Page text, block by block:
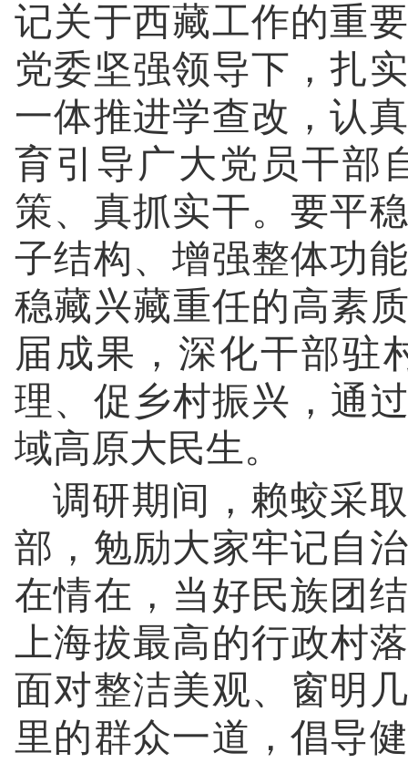
记关于西藏工作的重
党委坚强领导下，扎
一体推进学查改，认
育引导广大党员干部
策、真抓实干。要平
子结构、增强整体功
稳藏兴藏重任的高素
届成果，深化干部驻
理、促乡村振兴，通
域高原大民生。
调研期间，赖蛟采
部，勉励大家牢记自
在情在，当好民族团
上海拔最高的行政
面对整洁美观、窗明
里的群众一道，倡导